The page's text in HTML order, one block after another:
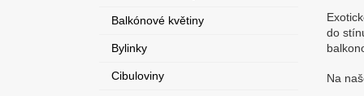
do
Na
Balkónové květiny
Bylinky
Cibuloviny